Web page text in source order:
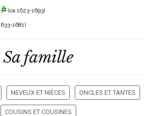
(ca 1623-1693)
1681)
Sa famille
NEVEUX ET NIÈCES ONCLES ET TANTES
COUSINS ET COUSINES